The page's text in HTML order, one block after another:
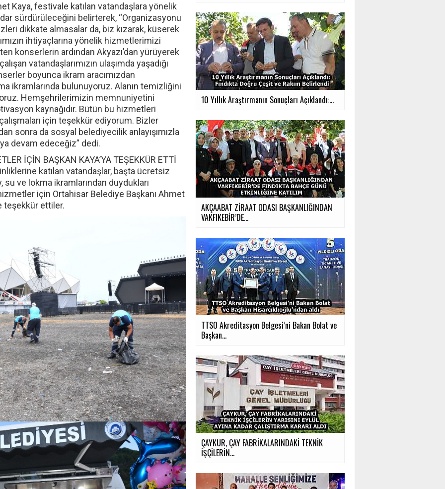
Kaya, festivale katılan vatandaşlara yönelik
sürdürüleceğini belirterek, “Organizasyonu
dikkate almasalar da, biz kızarak, küserek
ihtiyaçlarına yönelik hizmetlerimizi
konserlerin ardından Akyazı’dan yürüyerek
vatandaşlarımızın ulaşımda yaşadığı
boyunca ikram aracımızdan
ikramlarında bulunuyoruz. Alanın temizliğini
Hemşehrilerimizin memnuniyetini
kaynağıdır. Bütün bu hizmetleri
için teşekkür ediyorum. Bizler
sonra da sosyal belediyecilik anlayışımızla
devam edeceğiz” dedi.
İÇİN BAŞKAN KAYA’YA TEŞEKKÜR ETTİ
katılan vatandaşlar, başta ücretsiz
ve lokma ikramlarından duydukları
için Ortahisar Belediye Başkanı Ahmet
teşekkür ettiler.
10 Yıllık Araştırmanın Sonuçları Açıklandı:...
AKÇAABAT ZİRAAT ODASI BAŞKANLIĞINDAN
VAKFIKEBİR’DE...
TTSO Akreditasyon Belgesi’ni Bakan Bolat ve
Başkan...
ÇAYKUR, ÇAY FABRİKALARINDAKİ TEKNİK
İŞÇİLERİN...